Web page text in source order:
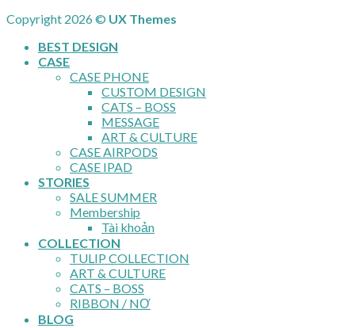
Copyright 2026 © UX Themes
BEST DESIGN
CASE
CASE PHONE
CUSTOM DESIGN
CATS – BOSS
MESSAGE
ART & CULTURE
CASE AIRPODS
CASE IPAD
STORIES
SALE SUMMER
Membership
Tài khoản
COLLECTION
TULIP COLLECTION
ART & CULTURE
CATS – BOSS
RIBBON / NƠ
BLOG